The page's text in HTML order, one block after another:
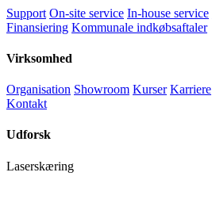
Support On-site service In-house service
Finansiering Kommunale indkøbsaftaler
Virksomhed
Organisation Showroom Kurser Karriere
Kontakt
Udforsk
Laserskæring